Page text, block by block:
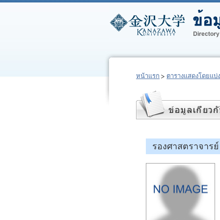
หน้าแรก ตารางแสดงโดยแ
รองศาสตราจาร